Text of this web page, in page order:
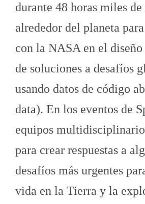
durante 48 horas miles
alrededor del planeta
con la NASA en el
de soluciones a desafíos
usando datos de código
data). En los eventos de
equipos
para crear respuestas a
desafíos más urgentes
vida en la Tierra y la